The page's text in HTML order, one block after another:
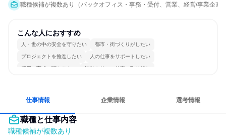
職種候補が複数あり（バックオフィス・事務・受付、営業、経営/事業企画
こんな人におすすめ
人・世の中の安全を守りたい 都市・街づくりがしたい
プロジェクトを推進したい 人の仕事をサポートしたい
採用・育成に関わりたい 情熱を持って仕事に取り組む
仕事情報 企業情報 選考情報
職種と仕事内容
職種候補が複数あり